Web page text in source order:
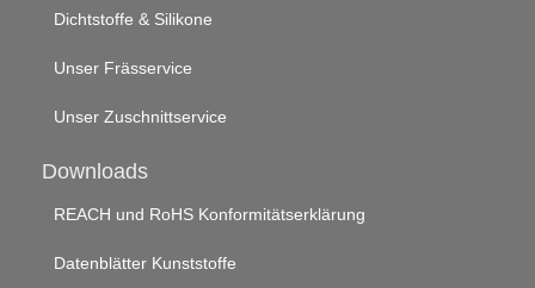
Dichtstoffe & Silikone
Unser Frässervice
Unser Zuschnittservice
Downloads
REACH und RoHS Konformitätserklärung
Datenblätter Kunststoffe